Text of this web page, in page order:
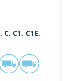
C1, C1E,